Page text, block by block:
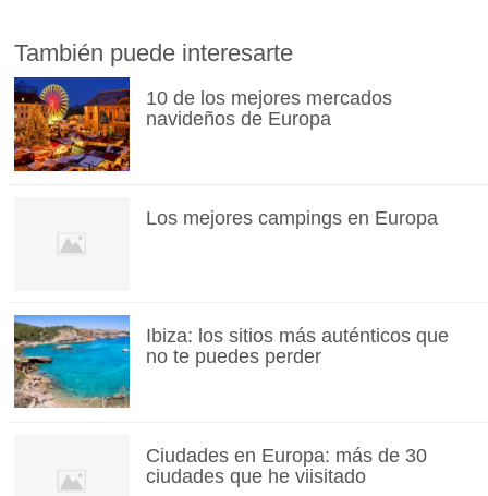
También puede interesarte
10 de los mejores mercados
navideños de Europa
Los mejores campings en Europa
Ibiza: los sitios más auténticos que
no te puedes perder
Ciudades en Europa: más de 30
ciudades que he viisitado